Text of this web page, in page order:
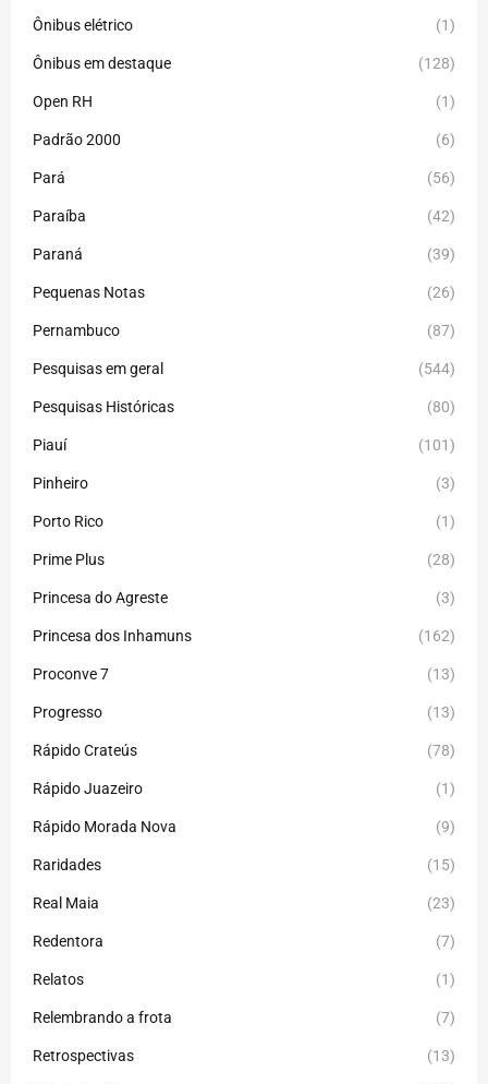
Ônibus elétrico (1)
Ônibus em destaque (128)
Open RH (1)
Padrão 2000 (6)
Pará (56)
Paraíba (42)
Paraná (39)
Pequenas Notas (26)
Pernambuco (87)
Pesquisas em geral (544)
Pesquisas Históricas (80)
Piauí (101)
Pinheiro (3)
Porto Rico (1)
Prime Plus (28)
Princesa do Agreste (3)
Princesa dos Inhamuns (162)
Proconve 7 (13)
Progresso (13)
Rápido Crateús (78)
Rápido Juazeiro (1)
Rápido Morada Nova (9)
Raridades (15)
Real Maia (23)
Redentora (7)
Relatos (1)
Relembrando a frota (7)
Retrospectivas (13)